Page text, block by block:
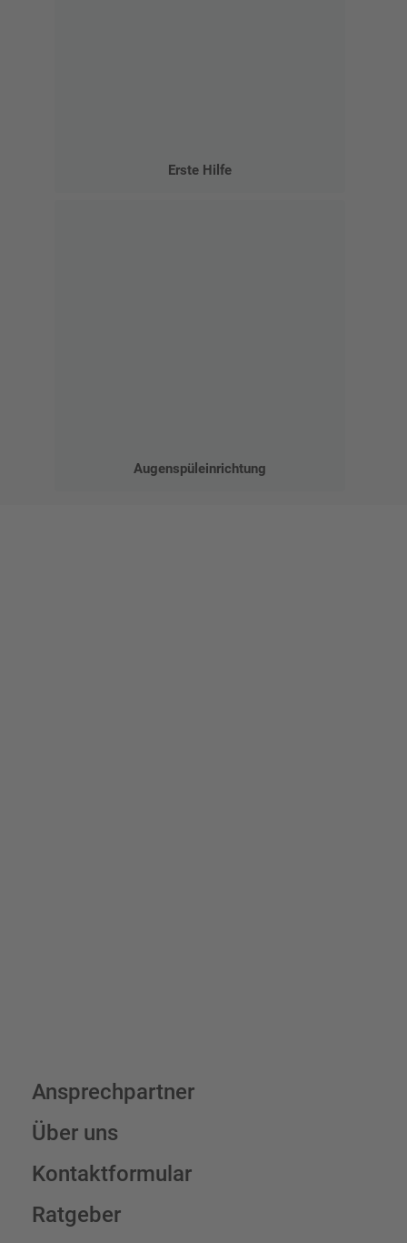
Erste Hilfe
Augenspüleinrichtung
Ansprechpartner
Über uns
Kontaktformular
Ratgeber